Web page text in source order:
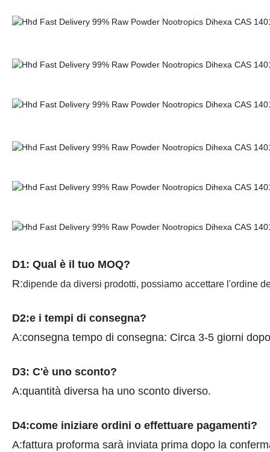
D1: Qual è il tuo MOQ?
R:dipende da diversi prodotti, possiamo accettare l'ordine
D2:e i tempi di consegna?
A:consegna tempo di consegna: Circa 3-5 giorni
D3: C'è uno sconto?
A:quantità diversa ha uno sconto diverso.
D4:come iniziare ordini o effettuare pagamenti?
A:fattura proforma sarà inviata prima dopo la